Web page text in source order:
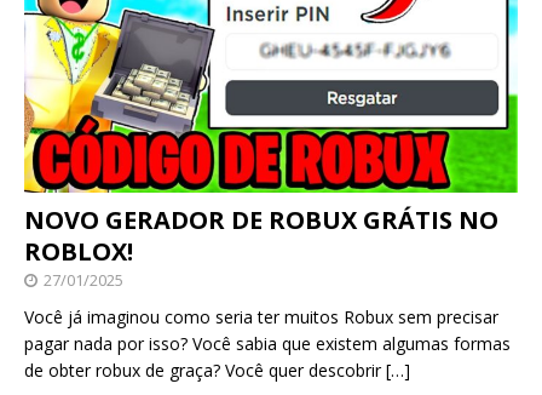
NOVO GERADOR DE ROBUX GRÁTIS NO
ROBLOX!
27/01/2025
Você já imaginou como seria ter muitos Robux sem precisar
pagar nada por isso? Você sabia que existem algumas formas
de obter robux de graça? Você quer descobrir[…]